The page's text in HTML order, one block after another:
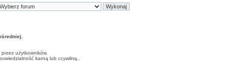
użytkowników.
karną lub ccywilną..